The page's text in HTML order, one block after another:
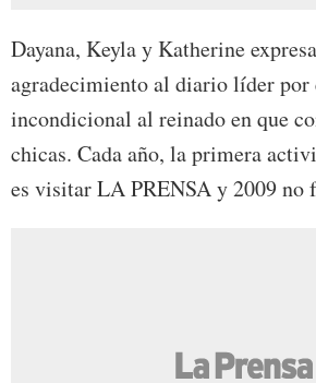
Dayana, Keyla y Katherine
agradecimiento al diario líder por
incondicional al reinado en que
chicas. Cada año, la primera
es visitar LA PRENSA y 2009 no